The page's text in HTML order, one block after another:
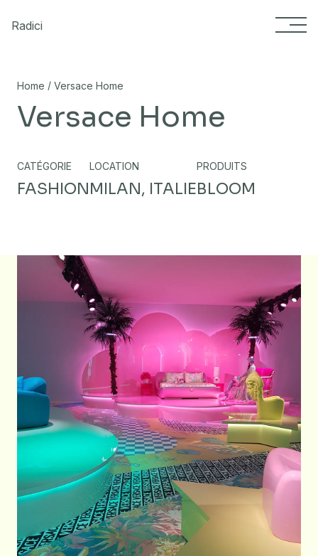
Radici
Home / Versace Home
Versace Home
CATÉGORIE
FASHION
LOCATION
MILAN, ITALIE
PRODUITS
BLOOM